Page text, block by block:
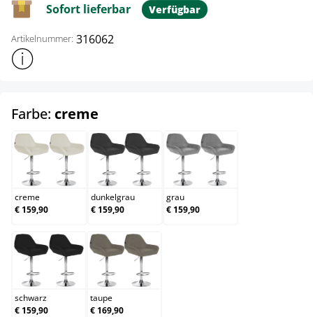
Sofort lieferbar Verfügbar
Artikelnummer: 316062
Weitere Produktinformationen anzeigen
Farbe: creme
creme
creme
€ 159,90
dunkelgrau
dunkelgrau
€ 159,90
grau
grau
€ 159,90
schwarz
schwarz
€ 159,90
taupe
taupe
€ 169,90